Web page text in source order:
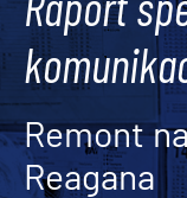
Remont
Reagana